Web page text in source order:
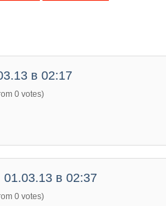
в 02:17
0 votes)
01.03.13 в 02:37
0 votes)